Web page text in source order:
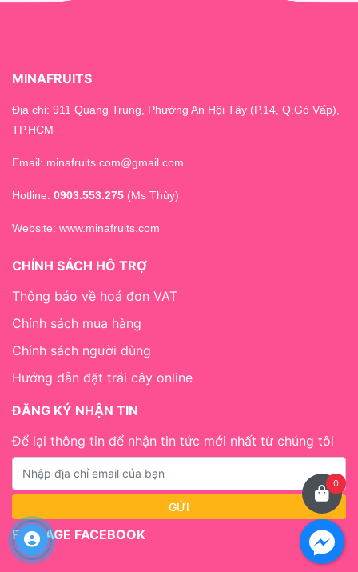
MINAFRUITS
Địa chỉ: 911 Quang Trung, Phường An Hội Tây (P.14, Q.Gò Vấp),
TP.HCM
Email: minafruits.com@gmail.com
Hotline: 0903.553.275 (Ms Thùy)
Website: www.minafruits.com
CHÍNH SÁCH HỖ TRỢ
Thông báo về hoá đơn VAT
Chính sách mua hàng
Chính sách người dùng
Hướng dẫn đặt trái cây online
ĐĂNG KÝ NHẬN TIN
Để lại thông tin để nhận tin tức mới nhất từ chúng tôi
FANPAGE FACEBOOK
0